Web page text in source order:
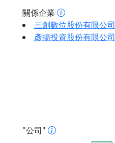
關係企業
三創數位股份有限公司
彥揚投資股份有限公司
"公司"